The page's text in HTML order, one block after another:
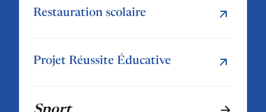
Restauration scolaire
Projet Réussite Éducative